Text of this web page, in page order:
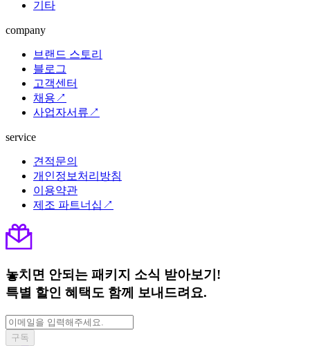
기타
company
브랜드 스토리
블로그
고객센터
채용↗
사업자서류↗
service
견적문의
개인정보처리방침
이용약관
제조 파트너십↗
놓치면 안되는 패키지 소식 받아보기!
특별 할인 혜택도 함께 보내드려요.
구독